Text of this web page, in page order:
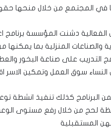
في المجتمع من خلال منحها
والصناعات المنزلية بما
التدريب على صناعة البخور
سوق العمل وتمكين الاسر
البرنامج كذلك تنفيذ انشطة
لحج من خلال رفع مستوى
المستقبلية